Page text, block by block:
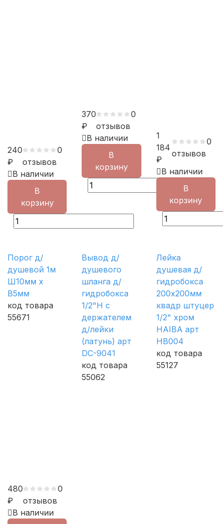
240
₽
0
отзывов
В наличии
В
корзину
370
₽
0
отзывов
В наличии
В
корзину
1
184
₽
0
отзывов
В наличии
В
корзину
Порог д/
душевой 1м
Ш10мм х
В5мм
код товара
55671
480
₽
0
отзывов
В наличии
Вывод д/
душевого
шланга д/
гидробокса
1/2"Н с
держателем
д/лейки
(латунь) арт
DC-9041
код товара
55062
Лейка
душевая д/
гидробокса
200х200мм
квадр штуцер
1/2" хром
HAIBA арт
HB004
код товара
55127